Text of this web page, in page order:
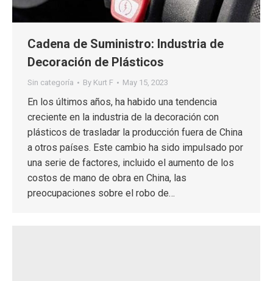
Cadena de Suministro: Industria de
Decoración de Plásticos
Sin categoría By Kurt F May 15, 2023
En los últimos años, ha habido una tendencia
creciente en la industria de la decoración con
plásticos de trasladar la producción fuera de China
a otros países. Este cambio ha sido impulsado por
una serie de factores, incluido el aumento de los
costos de mano de obra en China, las
preocupaciones sobre el robo de…